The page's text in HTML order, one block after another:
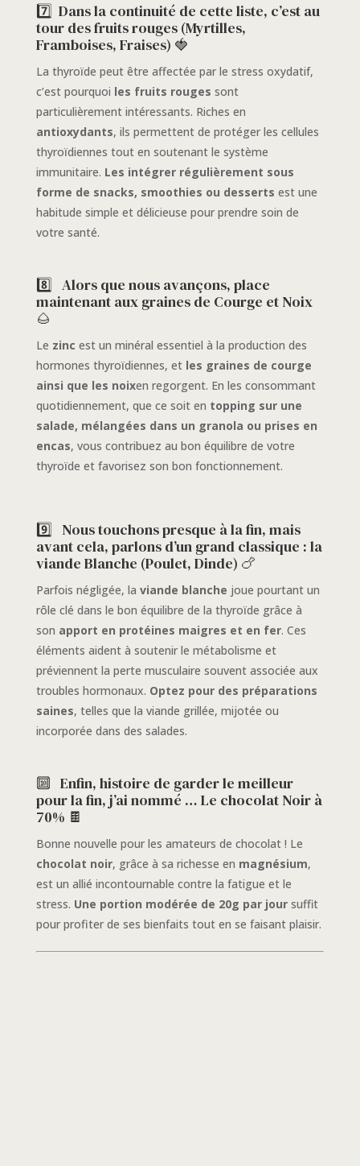
7️⃣ Dans la continuité de cette liste, c’est au
tour des fruits rouges (Myrtilles,
Framboises, Fraises) 🍓
La thyroïde peut être affectée par le stress oxydatif,
c’est pourquoi les fruits rouges sont
particulièrement intéressants. Riches en
antioxydants, ils permettent de protéger les cellules
thyroïdiennes tout en soutenant le système
immunitaire. Les intégrer régulièrement sous
forme de snacks, smoothies ou desserts est une
habitude simple et délicieuse pour prendre soin de
votre santé.
8️⃣ Alors que nous avançons, place
maintenant aux graines de Courge et Noix
🌰
Le zinc est un minéral essentiel à la production des
hormones thyroïdiennes, et les graines de courge
ainsi que les noixen regorgent. En les consommant
quotidiennement, que ce soit en topping sur une
salade, mélangées dans un granola ou prises en
encas, vous contribuez au bon équilibre de votre
thyroïde et favorisez son bon fonctionnement.
9️⃣ Nous touchons presque à la fin, mais
avant cela, parlons d’un grand classique : la
viande Blanche (Poulet, Dinde) 🍗
Parfois négligée, la viande blanche joue pourtant un
rôle clé dans le bon équilibre de la thyroïde grâce à
son apport en protéines maigres et en fer. Ces
éléments aident à soutenir le métabolisme et
préviennent la perte musculaire souvent associée aux
troubles hormonaux. Optez pour des préparations
saines, telles que la viande grillée, mijotée ou
incorporée dans des salades.
🔟 Enfin, histoire de garder le meilleur
pour la fin, j’ai nommé … Le chocolat Noir à
70% 🍫
Bonne nouvelle pour les amateurs de chocolat ! Le
chocolat noir, grâce à sa richesse en magnésium,
est un allié incontournable contre la fatigue et le
stress. Une portion modérée de 20g par joursuffit
pour profiter de ses bienfaits tout en se faisant plaisir.